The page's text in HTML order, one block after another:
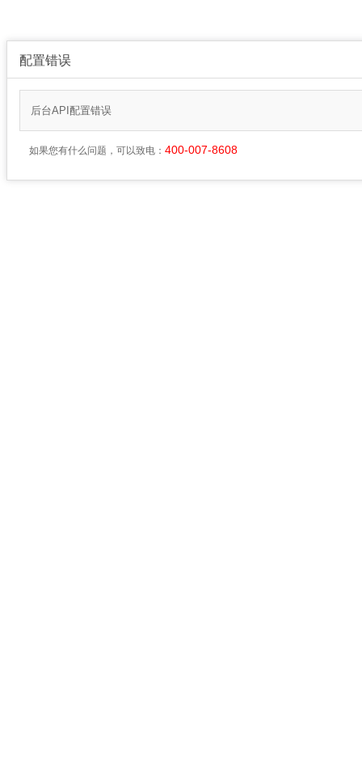
配置错误
后台API配置错误
如果您有什么问题，可以致电： 400-007-8608